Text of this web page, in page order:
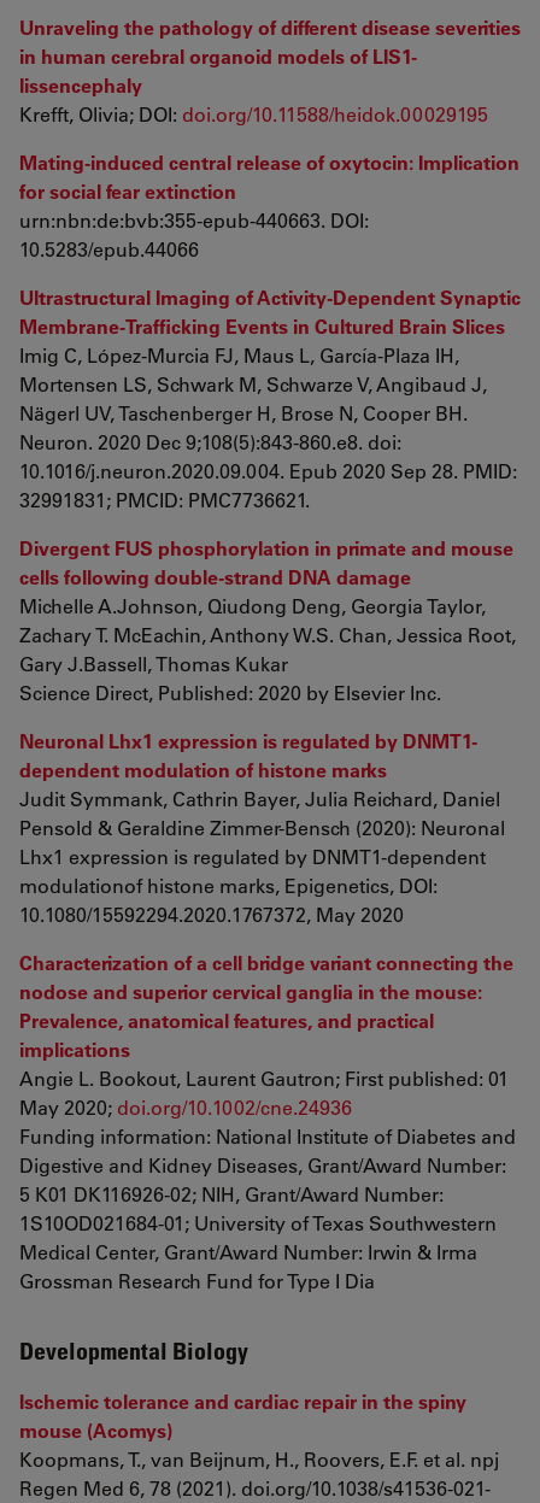
Unraveling the pathology of different disease severities
in human cerebral organoid models of LIS1-
lissencephaly
Krefft, Olivia; DOI: doi.org/10.11588/heidok.00029195
Mating-induced central release of oxytocin: Implication
for social fear extinction
urn:nbn:de:bvb:355-epub-440663. DOI:
10.5283/epub.44066
Ultrastructural Imaging of Activity-Dependent Synaptic
Membrane-Trafficking Events in Cultured Brain Slices
Imig C, López-Murcia FJ, Maus L, García-Plaza IH,
Mortensen LS, Schwark M, Schwarze V, Angibaud J,
Nägerl UV, Taschenberger H, Brose N, Cooper BH.
Neuron. 2020 Dec 9;108(5):843-860.e8. doi:
10.1016/j.neuron.2020.09.004. Epub 2020 Sep 28. PMID:
32991831; PMCID: PMC7736621.
Divergent FUS phosphorylation in primate and mouse
cells following double-strand DNA damage
Michelle A.Johnson, Qiudong Deng, Georgia Taylor,
Zachary T. McEachin, Anthony W.S. Chan, Jessica Root,
Gary J.Bassell, Thomas Kukar
Science Direct, Published: 2020 by Elsevier Inc.
Neuronal Lhx1 expression is regulated by DNMT1-
dependent modulation of histone marks
Judit Symmank, Cathrin Bayer, Julia Reichard, Daniel
Pensold & Geraldine Zimmer-Bensch (2020): Neuronal
Lhx1 expression is regulated by DNMT1-dependent
modulationof histone marks, Epigenetics, DOI:
10.1080/15592294.2020.1767372, May 2020
Characterization of a cell bridge variant connecting the
nodose and superior cervical ganglia in the mouse:
Prevalence, anatomical features, and practical
implications
Angie L. Bookout, Laurent Gautron; First published: 01
May 2020; doi.org/10.1002/cne.24936
Funding information: National Institute of Diabetes and
Digestive and Kidney Diseases, Grant/Award Number:
5 K01 DK116926‐02; NIH, Grant/Award Number:
1S10OD021684‐01; University of Texas Southwestern
Medical Center, Grant/Award Number: Irwin & Irma
Grossman Research Fund for Type I Dia
Developmental Biology
Ischemic tolerance and cardiac repair in the spiny
mouse (Acomys)
Koopmans, T., van Beijnum, H., Roovers, E.F. et al. npj
Regen Med 6, 78 (2021). doi.org/10.1038/s41536-021-